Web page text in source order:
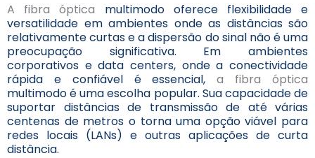
A fibra óptica multimodo oferece flexibilidade e
versatilidade em ambientes onde as distâncias são
relativamente curtas e a dispersão do sinal não é uma
preocupação significativa. Em ambientes
corporativos e data centers, onde a conectividade
rápida e confiável é essencial,a fibra óptica
multimodo é uma escolha popular. Sua capacidade de
suportar distâncias de transmissão de até várias
centenas de metros o torna uma opção viável para
redes locais (LANs) e outras aplicações de curta
distância.